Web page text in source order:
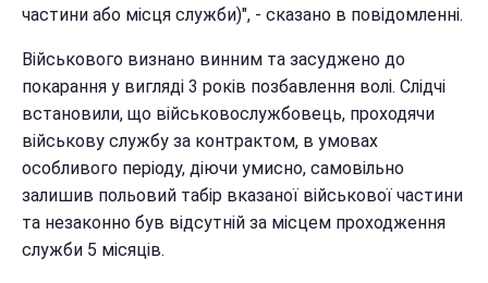
частини або місця служби)", - сказано в повідомленні.
Військового визнано винним та засуджено до
покарання у вигляді 3 років позбавлення волі. Слідчі
встановили, що військовослужбовець, проходячи
військову службу за контрактом, в умовах
особливого періоду, діючи умисно, самовільно
залишив польовий табір вказаної військової частини
та незаконно був відсутній за місцем проходження
служби 5 місяців.